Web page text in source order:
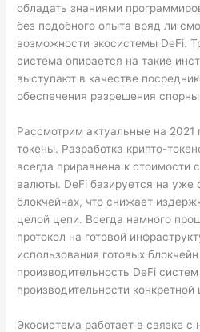
обладать знаниями
без подобного опыта вряд ли
возможности экосистемы DeFi.
система опирается на такие
выступают в качестве
обеспечения разрешения
Рассмотрим актуальные на 2021
токены. Разработка крипто-
всегда приравнена к стоимости
валюты. DeFi базируется на
блокчейнах, что снижает
целой цепи. Всегда намного
протокол на готовой
использования готовых
производительность DeFi систем
производительности конкретной
Экосистема работает в связке с